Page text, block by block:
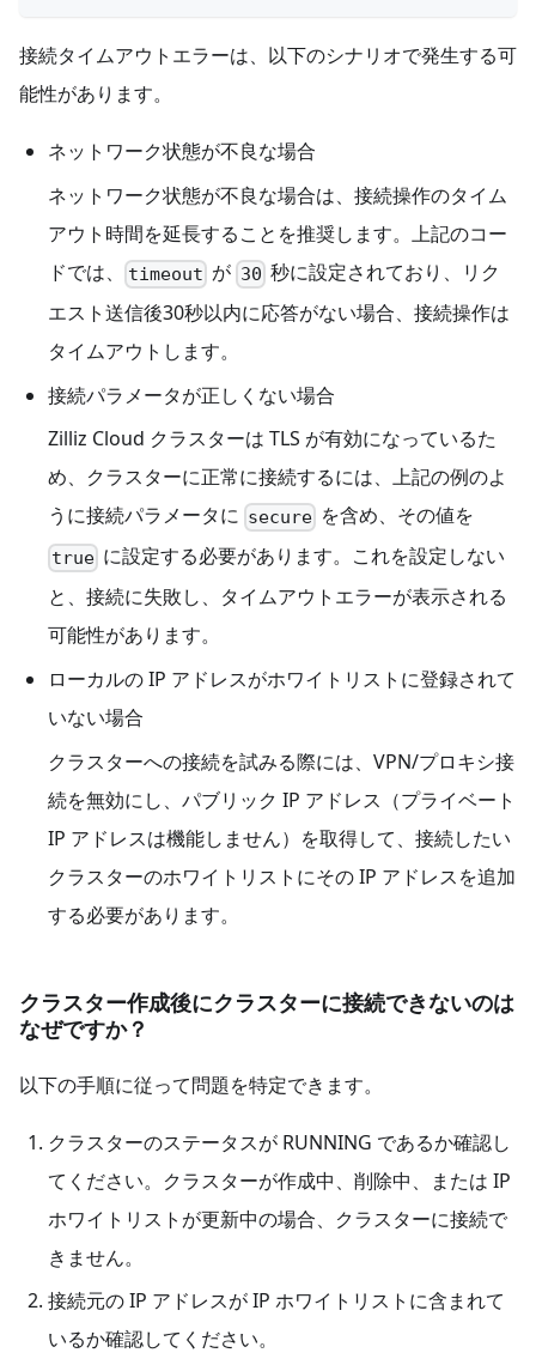
接続タイムアウトエラーは、以下のシナリオで発生する可
能性があります。
ネットワーク状態が不良な場合
ネットワーク状態が不良な場合は、接続操作のタイム
アウト時間を延長することを推奨します。上記のコー
ドでは、
timeout が 30 秒に設定されており、リク
エスト送信後30秒以内に応答がない場合、接続操作は
タイムアウトします。
接続パラメータが正しくない場合
Zilliz Cloud クラスターは TLS が有効になっているた
め、クラスターに正常に接続するには、上記の例のよ
うに接続パラメータに secure を含め、その値を
true に設定する必要があります。これを設定しない
と、接続に失敗し、タイムアウトエラーが表示される
可能性があります。
ローカルの IP アドレスがホワイトリストに登録されて
いない場合
クラスターへの接続を試みる際には、VPN/プロキシ接
続を無効にし、パブリック IP アドレス（プライベート
IP アドレスは機能しません）を取得して、接続したい
クラスターのホワイトリストにその IP アドレスを追加
する必要があります。
クラスター作成後にクラスターに接続できないのは
なぜですか？
以下の手順に従って問題を特定できます。
クラスターのステータスが RUNNING であるか確認し
てください。クラスターが作成中、削除中、または IP
ホワイトリストが更新中の場合、クラスターに接続で
きません。
接続元の IP アドレスが IP ホワイトリストに含まれて
いるか確認してください。